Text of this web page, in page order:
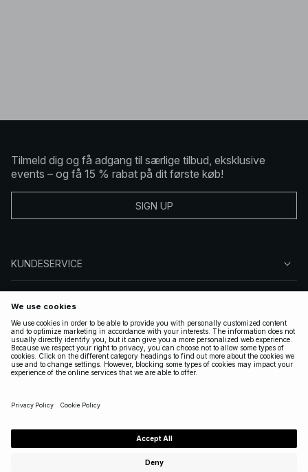
Tilmeld dig og få adgang til særlige tilbud, eksklusive
events – og få 15 % rabat på dit første køb!
SIGN UP
KUNDESERVICE
FØLG OS
GYLDIGE